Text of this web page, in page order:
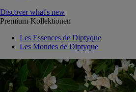
Discover what's new
Premium-Kollektionen
Les Essences de Diptyque
Les Mondes de Diptyque